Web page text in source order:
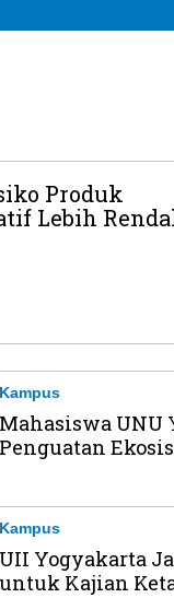
Produk
Lebih
Kampus
Mahasiswa UNU
Penguatan
Kampus
UII Yogyakarta
untuk Kajian